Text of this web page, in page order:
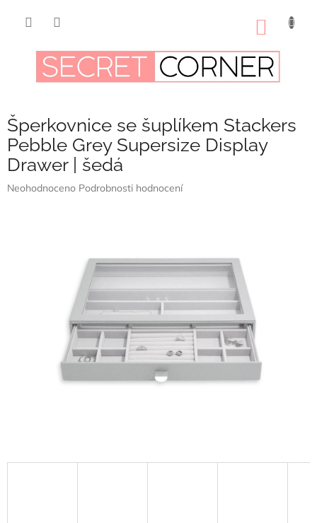
Šperkovnice se šuplíkem Stackers
Pebble Grey Supersize Display
Drawer | šedá
Průměrné
Neohodnoceno Podrobnosti hodnocení